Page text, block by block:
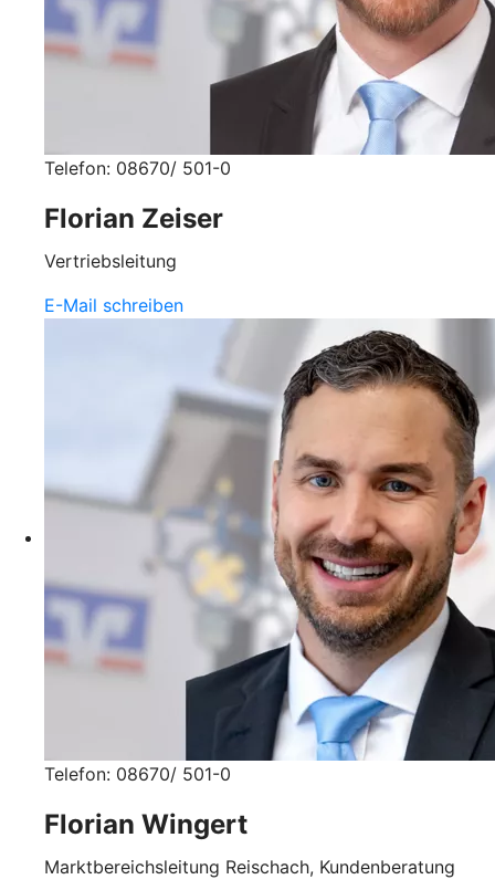
Telefon: 08670/ 501-0
Florian Zeiser
Vertriebsleitung
E-Mail schreiben
Telefon: 08670/ 501-0
Florian Wingert
Marktbereichsleitung Reischach, Kundenberatung